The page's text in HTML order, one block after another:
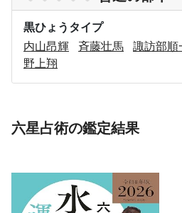
黒ひょうタイプ
内山昂輝
斉藤壮馬 諏訪部順
野上翔
六星占術の鑑定結果